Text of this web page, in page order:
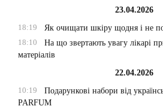
23.04.2026
18:19
Як очищати шкіру щодня і не
18:10
На що звертають увагу лікарі
матеріалів
22.04.2026
10:19
Подарункові набори від
PARFUM